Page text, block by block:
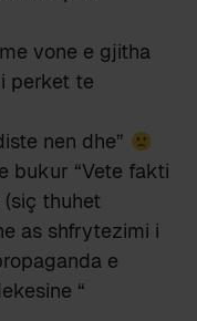
vone e gjitha
perket te
nen dhe”
bukur “Vete fakti
thuhet
as shfrytezimi i
e
“